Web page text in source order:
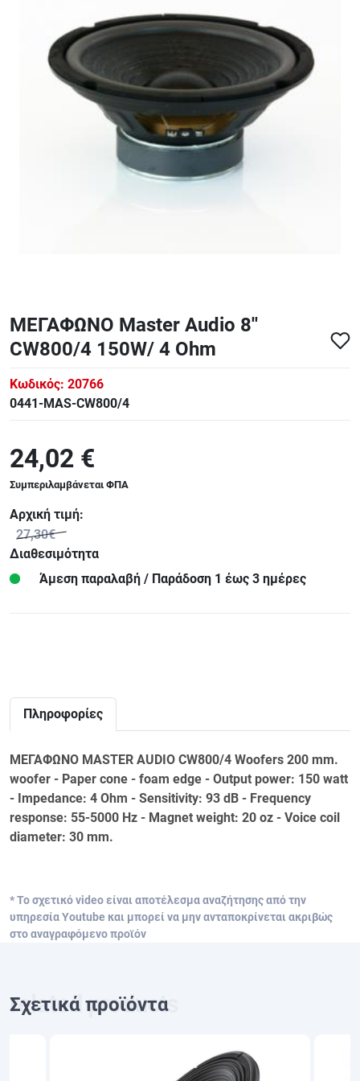
ΜΕΓΑΦΩΝΟ Master Audio 8''
CW800/4 150W/ 4 Ohm
Κωδικός: 20766
0441-MAS-CW800/4
24,02 €
Συμπεριλαμβάνεται ΦΠΑ
Αρχική τιμή:
27,30€
Διαθεσιμότητα
Άμεση παραλαβή / Παράδoση 1 έως 3 ημέρες
Πληροφορίες
ΜΕΓΑΦΩΝΟ MASTER AUDIO CW800/4 Woofers 200 mm.
woofer - Paper cone - foam edge - Output power: 150 watt
- Impedance: 4 Ohm - Sensitivity: 93 dB - Frequency
response: 55-5000 Hz - Magnet weight: 20 oz - Voice coil
diameter: 30 mm.
* Το σχετικό video είναι αποτέλεσμα αναζήτησης από την
υπηρεσία Youtube και μπορεί να μην ανταποκρίνεται ακριβώς
στο αναγραφόμενο προϊόν
Σχετικά προϊόντα
ΑΞΕΣΟΥΑΡ - ΑΝΤΑΛΛΑΚΤΙΚΑ ΚΙΘΑΡΑΣ ΜΠΑΣΟΥ
ΤΕΤΡΑΔΙΑ-DVD-CD